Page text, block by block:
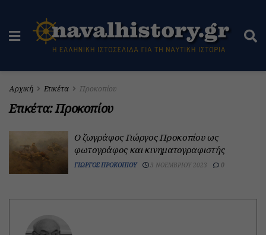
Αρχική Ετικέτα Προκοπίου
Ετικέτα:Προκοπίου
Ο ζωγράφος Γιώργος Προκοπίου ως
φωτογράφος και κινηματογραφιστής
ΓΙΏΡΓΟΣ ΠΡΟΚΟΠΊΟΥ 3 ΝΟΕΜΒΡΊΟΥ 2023 0